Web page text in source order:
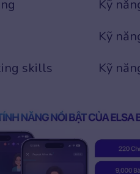
Kỹ
Kỹ
skills
Kỹ